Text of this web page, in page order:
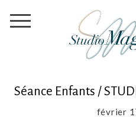
Séance Enfants /
février